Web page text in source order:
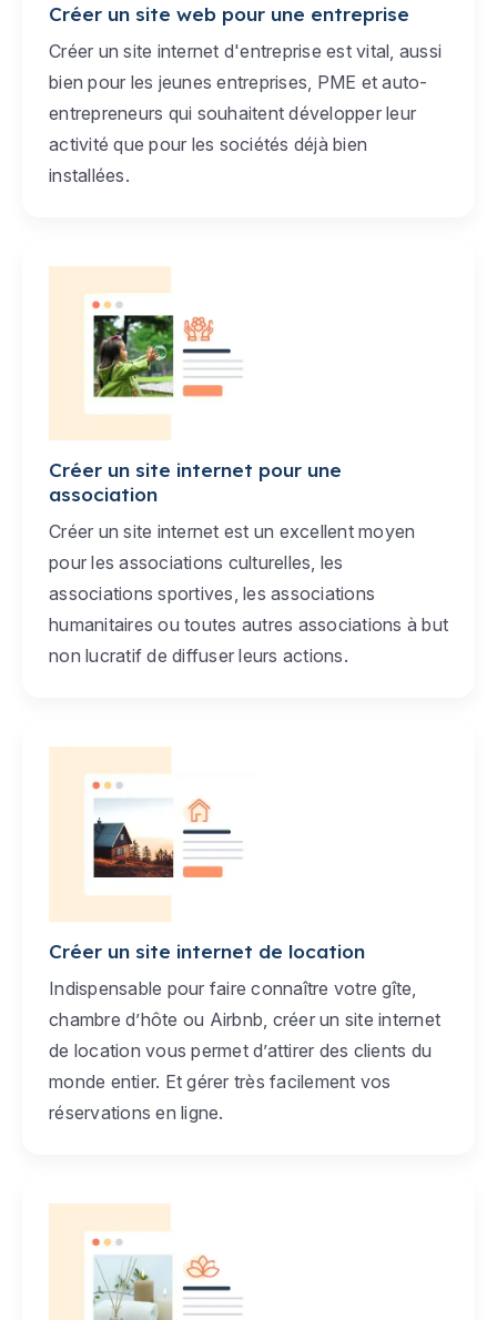
Créer un site web pour une entreprise
Créer un site internet d'entreprise est vital, aussi
bien pour les jeunes entreprises, PME et auto-
entrepreneurs qui souhaitent développer leur
activité que pour les sociétés déjà bien
installées.
Créer un site internet pour une
association
Créer un site internet est un excellent moyen
pour les associations culturelles, les
associations sportives, les associations
humanitaires ou toutes autres associations à but
non lucratif de diffuser leurs actions.
Créer un site internet de location
Indispensable pour faire connaître votre gîte,
chambre d’hôte ou Airbnb, créer un site internet
de location vous permet d’attirer des clients du
monde entier. Et gérer très facilement vos
réservations en ligne.